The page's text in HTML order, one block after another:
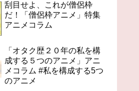
刮目せよ、これが僧侶枠
だ！「僧侶枠アニメ」特集
アニメコラム
「オタク歴２０年の私を構
成する５つのアニメ」アニ
メコラム #私を構成する5つ
のアニメ